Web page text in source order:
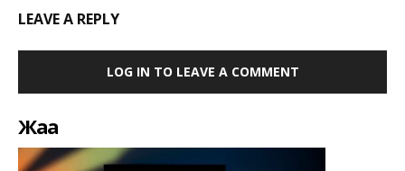
LEAVE A REPLY
LOG IN TO LEAVE A COMMENT
Жаңа